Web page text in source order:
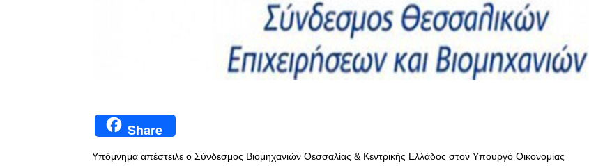
Share
Yπόμνημα απέστειλε ο Σύνδεσμος Βιομηχανιών Θεσσαλίας & Κεντρικής Ελλάδος στον Υπουργό Οικονομίας